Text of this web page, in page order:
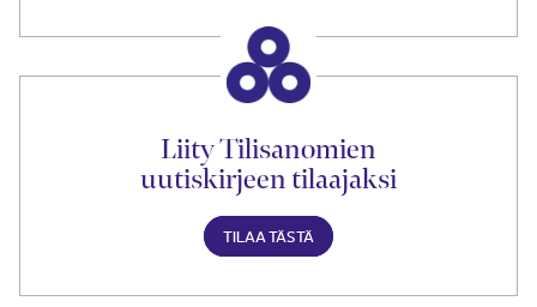
Liity Tilisanomien
uutiskirjeen tilaajaksi
TILAA TÄSTÄ